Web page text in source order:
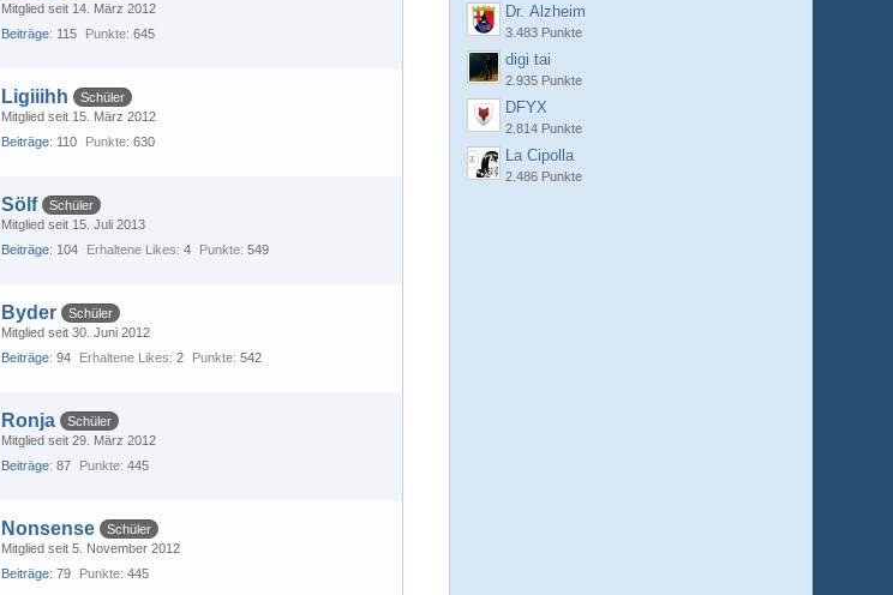
Mitglied seit 14. März 2012
Beiträge
115 Punkte 645
Ligiiihh
Schüler
Mitglied seit 15. März 2012
Beiträge
110 Punkte 630
Sölf
Schüler
Mitglied seit 15. Juli 2013
Beiträge
104 Erhaltene Likes 4 Punkte 549
Byder
Schüler
Mitglied seit 30. Juni 2012
Beiträge 94 Erhaltene Likes 2 Punkte 542
Ronja
Schüler
Mitglied seit 29. März 2012
Beiträge 87 Punkte 445
Nonsense
Schüler
Mitglied seit 5. November 2012
Beiträge 79 Punkte 445
Dr. Alzheim
3.483 Punkte
digi tai
2.935 Punkte
DFYX
2.814 Punkte
La Cipolla
2.486 Punkte